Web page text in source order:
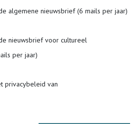
algemene nieuwsbrief (6 mails per jaar)
nieuwsbrief voor cultureel
per jaar)
privacybeleid van